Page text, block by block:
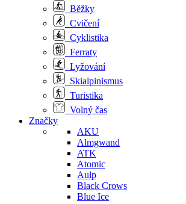
Běžky
Cvičení
Cyklistika
Ferraty
Lyžování
Skialpinismus
Turistika
Volný čas
Značky
AKU
Almgwand
ATK
Atomic
Aulp
Black Crows
Blue Ice